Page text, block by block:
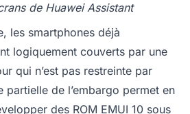
de Huawei Assistant
les smartphones déjà
logiquement couverts par une
qui n’est pas restreinte par
partielle de l’embargo permet en
des ROM EMUI 10 sous